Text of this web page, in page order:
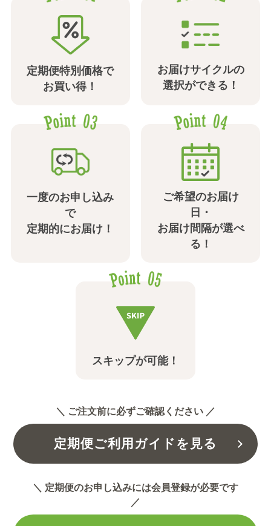
定期便特別価格で
お買い得！
お届けサイクルの
選択ができる！
一度のお申し込み
で
定期的にお届け！
ご希望のお届け
日・
お届け間隔が選べ
る！
スキップが可能！
＼ ご注文前に必ずご確認ください ／
定期便ご利用ガイドを見る
＼ 定期便のお申し込みには会員登録が必要です
／